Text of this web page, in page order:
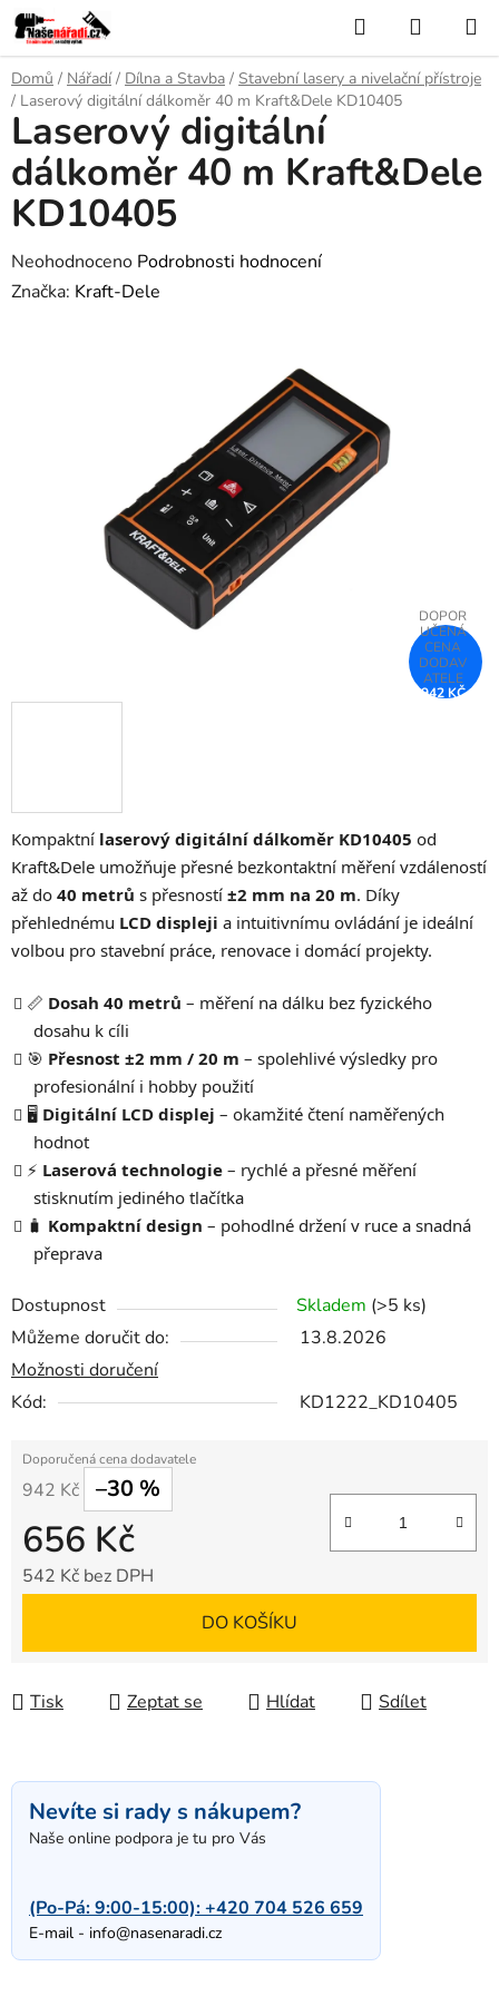
Přejít
na
obsah
Hledat
KOŠÍK
Domů / Nářadí / Dílna a Stavba / Stavební lasery a nivelační přístroje
/ Laserový digitální dálkoměr 40 m Kraft&Dele KD10405
Kompaktní laserový digitální dálkoměr KD10405 od
Kraft&Dele umožňuje přesné bezkontaktní měření vzdáleností
až do 40 metrů s přesností ±2 mm na 20 m. Díky
přehlednému LCD displeji a intuitivnímu ovládání je ideální
volbou pro stavební práce, renovace i domácí projekty.
📏 Dosah 40 metrů – měření na dálku bez fyzického
dosahu k cíli
🎯 Přesnost ±2 mm / 20 m – spolehlivé výsledky pro
profesionální i hobby použití
🖥️ Digitální LCD displej – okamžité čtení naměřených
hodnot
⚡ Laserová technologie – rychlé a přesné měření
stisknutím jediného tlačítka
🧳 Kompaktní design – pohodlné držení v ruce a snadná
přeprava
Dostupnost Skladem (>5 ks)
Můžeme doručit do:
13.8.2026
Možnosti doručení
Kód:
KD1222_KD10405
942 Kč –30 %
656 Kč
542 Kč bez DPH
DO KOŠÍKU
Tisk Zeptat se Hlídat Sdílet
Laserový digitální
dálkoměr 40 m Kraft&Dele
KD10405
Průměrné
hodnocení
Neohodnoceno Podrobnosti hodnocení
Značka: Kraft-Dele
942 KČ
Nevíte si rady s nákupem?
Naše online podpora je tu pro Vás
(Po-Pá: 9:00-15:00):+420 704 526 659
E-mail - info@nasenaradi.cz